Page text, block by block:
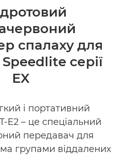
спалаху для
серії
EX
і портативний
E2 – це спеціальний
передавач для
групами віддалених